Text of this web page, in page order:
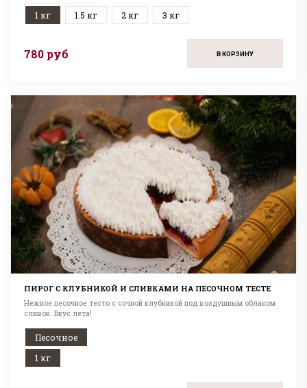
1 кг
1.5 кг 2 кг 3 кг
780 руб В КОРЗИНУ
ПИРОГ С КЛУБНИКОЙ И СЛИВКАМИ НА ПЕСОЧНОМ ТЕСТЕ
Нежное песочное тесто с сочной клубникой под воздушным облаком
сливок. Вкус лета!
Песочное
1 кг